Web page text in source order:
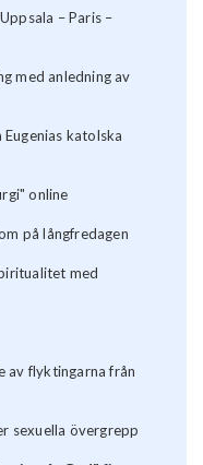
– Paris –
med anledning av
katolska
online
på långfredagen
med
av flyktingarna från
sexuella övergrepp